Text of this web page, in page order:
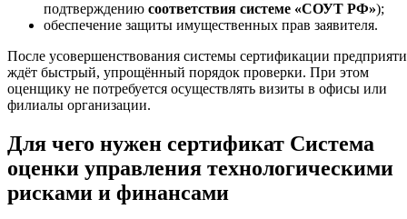
подтверждению соответствия системе «СОУТ РФ»);
обеспечение защиты имущественных прав заявителя.
После усовершенствования системы сертификации
ждёт быстрый, упрощённый порядок проверки. При этом
оценщику не потребуется осуществлять визиты в офисы или
филиалы организации.
Для чего нужен сертификат Система
оценки управления технологическими
рисками и финансами